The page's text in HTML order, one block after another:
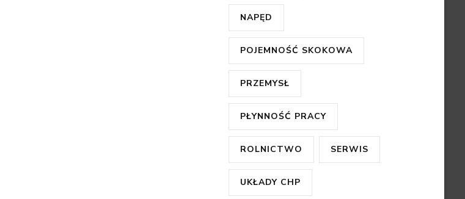
NAPĘD
POJEMNOŚĆ SKOKOWA
PRZEMYSŁ
PŁYNNOŚĆ PRACY
ROLNICTWO SERWIS
UKŁADY CHP